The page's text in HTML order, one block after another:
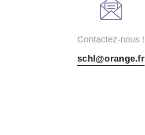
Contactez-nous !
schl@orange.fr